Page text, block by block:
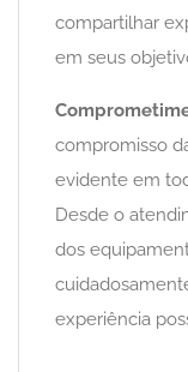
compartilhar
em seus
compromisso
evidente em
Desde o
dos
experiência